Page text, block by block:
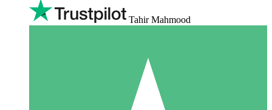
Tahir Mahmood